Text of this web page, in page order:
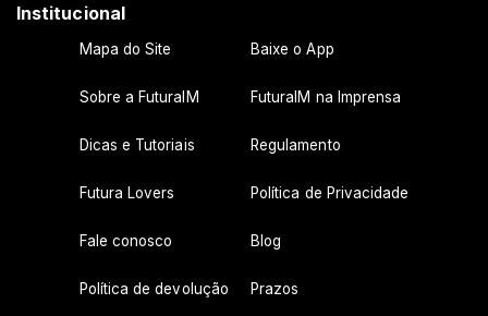
Institucional
Mapa do Site Baixe o App
Sobre a FuturaIM FuturaIM na Imprensa
Dicas e Tutoriais Regulamento
Futura Lovers Política de Privacidade
Fale conosco Blog
Política de devolução Prazos